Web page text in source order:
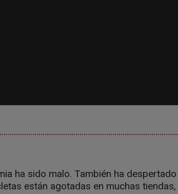
ha sido malo. También ha
están agotadas en muchas tiendas,